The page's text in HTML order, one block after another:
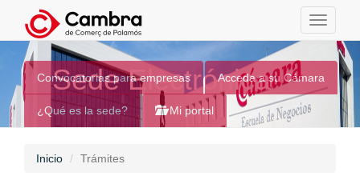
Toggle
Sede Electrónica
Convocatorias para empresas Acceda a su Cámara
¿Qué es la sede? Mi portal
Inicio Trámites